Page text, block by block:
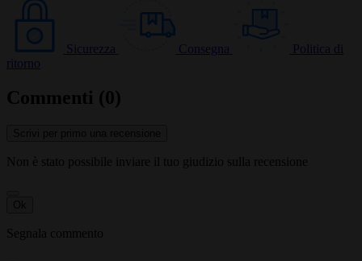
Sicurezza Consegna
Politica di
ritorno
Commenti (0)
Non è stato possibile inviare il tuo giudizio sulla recensione
Segnala commento